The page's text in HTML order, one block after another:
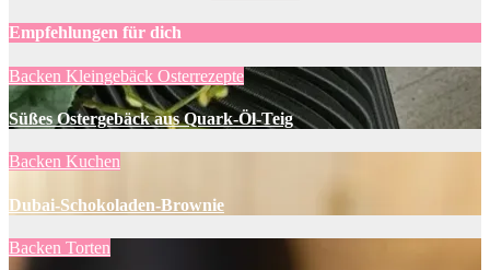
Empfehlungen für dich
Backen Kleingebäck Osterrezepte
Süßes Ostergebäck aus Quark-Öl-Teig
Backen Kuchen
Dubai-Schokoladen-Brownie
Backen Torten